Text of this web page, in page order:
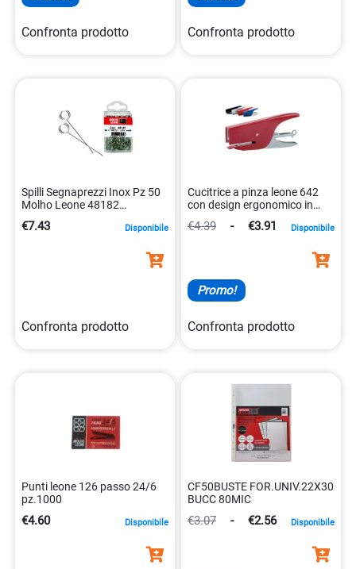
Confronta prodotto Confronta prodotto
Spilli Segnaprezzi Inox Pz 50
Molho Leone 48182
8002057481827
€7.43 Disponibile
Confronta prodotto
Cucitrice a pinza leone 642
con design ergonomico in
acciaio. 8002057642006
€4.39 €3.91 Disponibile
Promo!
Confronta prodotto
Punti leone 126 passo 24/6
pz.1000
€4.60 Disponibile
CF50BUSTE FOR.UNIV.22X30
BUCC 80MIC
€3.07 €2.56 Disponibile